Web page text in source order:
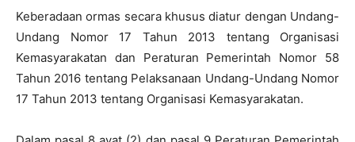
Keberadaan ormas secara khusus diatur dengan Undang-
Undang Nomor 17 Tahun 2013 tentang Organisasi
Kemasyarakatan dan Peraturan Pemerintah Nomor 58
Tahun 2016 tentang Pelaksanaan Undang-Undang Nomor
17 Tahun 2013 tentang Organisasi Kemasyarakatan.